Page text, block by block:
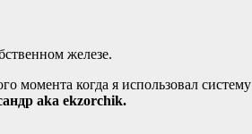
железе.
момента когда я использовал систему
aka ekzorchik.